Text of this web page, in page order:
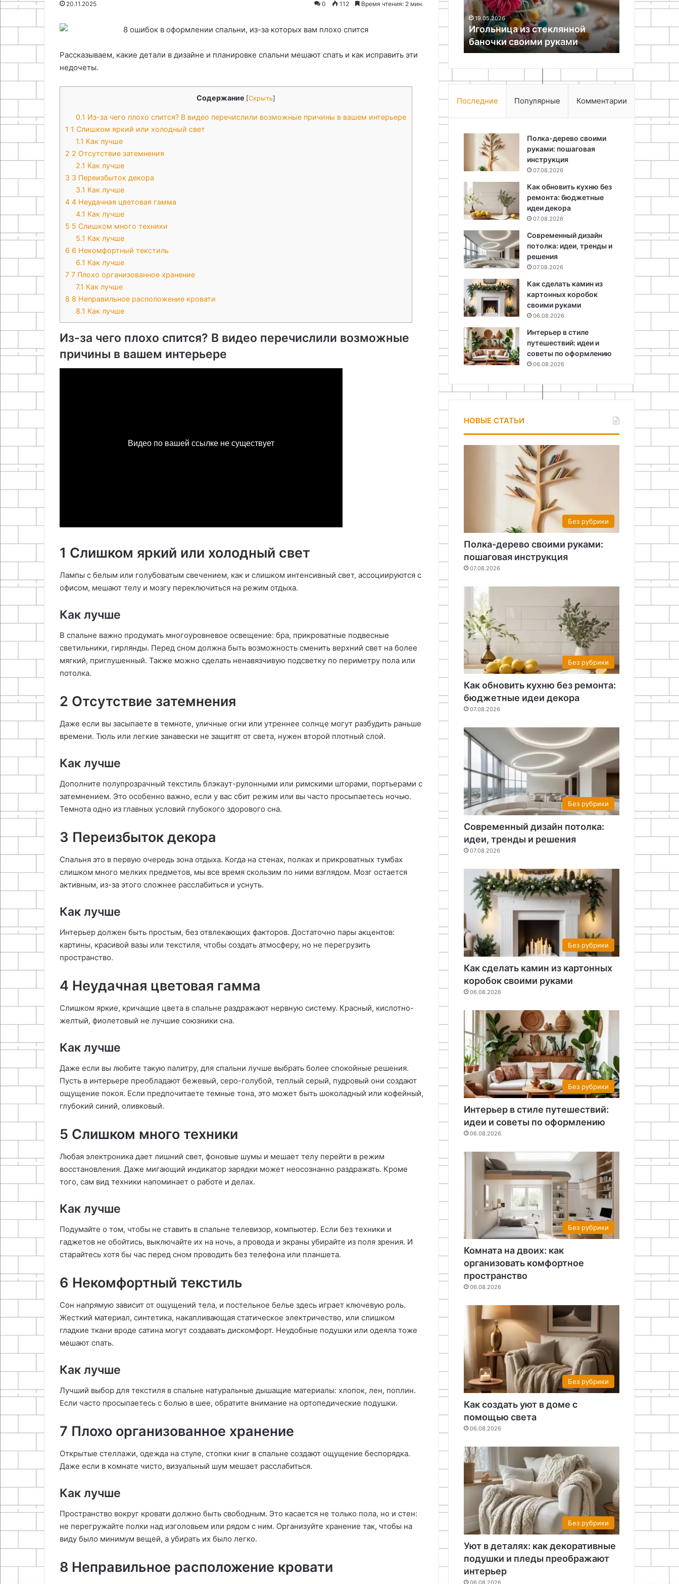
20.11.2025 0 112 Время чтения: 2 мин.
Рассказываем, какие детали в дизайне и планировке спальни мешают спать и как исправить эти
недочеты.
Содержание [Скрыть]
0.1 Из-за чего плохо спится? В видео перечислили возможные причины в вашем интерьере
1 1 Слишком яркий или холодный свет
1.1 Как лучше
2 2 Отсутствие затемнения
2.1 Как лучше
3 3 Переизбыток декора
3.1 Как лучше
4 4 Неудачная цветовая гамма
4.1 Как лучше
5 5 Слишком много техники
5.1 Как лучше
6 6 Некомфортный текстиль
6.1 Как лучше
7 7 Плохо организованное хранение
7.1 Как лучше
8 8 Неправильное расположение кровати
8.1 Как лучше
Из-за чего плохо спится? В видео перечислили возможные
причины в вашем интерьере
1 Слишком яркий или холодный свет
Лампы с белым или голубоватым свечением, как и слишком интенсивный свет, ассоциируются с
офисом, мешают телу и мозгу переключиться на режим отдыха.
Как лучше
В спальне важно продумать многоуровневое освещение: бра, прикроватные подвесные
светильники, гирлянды. Перед сном должна быть возможность сменить верхний свет на более
мягкий, приглушенный. Также можно сделать ненавязчивую подсветку по периметру пола или
потолка.
2 Отсутствие затемнения
Даже если вы засыпаете в темноте, уличные огни или утреннее солнце могут разбудить раньше
времени. Тюль или легкие занавески не защитят от света, нужен второй плотный слой.
Как лучше
Дополните полупрозрачный текстиль блэкаут-рулонными или римскими шторами, портьерами с
затемнением. Это особенно важно, если у вас сбит режим или вы часто просыпаетесь ночью.
Темнота одно из главных условий глубокого здорового сна.
3 Переизбыток декора
Спальня это в первую очередь зона отдыха. Когда на стенах, полках и прикроватных тумбах
слишком много мелких предметов, мы все время скользим по ними взглядом. Мозг остается
активным, из-за этого сложнее расслабиться и уснуть.
Как лучше
Интерьер должен быть простым, без отвлекающих факторов. Достаточно пары акцентов:
картины, красивой вазы или текстиля, чтобы создать атмосферу, но не перегрузить
пространство.
4 Неудачная цветовая гамма
Слишком яркие, кричащие цвета в спальне раздражают нервную систему. Красный, кислотно-
желтый, фиолетовый не лучшие союзники сна.
Как лучше
Даже если вы любите такую палитру, для спальни лучше выбрать более спокойные решения.
Пусть в интерьере преобладают бежевый, серо-голубой, теплый серый, пудровый они создают
ощущение покоя. Если предпочитаете темные тона, это может быть шоколадный или кофейный,
глубокий синий, оливковый.
5 Слишком много техники
Любая электроника дает лишний свет, фоновые шумы и мешает телу перейти в режим
восстановления. Даже мигающий индикатор зарядки может неосознанно раздражать. Кроме
того, сам вид техники напоминает о работе и делах.
Как лучше
Подумайте о том, чтобы не ставить в спальне телевизор, компьютер. Если без техники и
гаджетов не обойтись, выключайте их на ночь, а провода и экраны убирайте из поля зрения. И
старайтесь хотя бы час перед сном проводить без телефона или планшета.
6 Некомфортный текстиль
Сон напрямую зависит от ощущений тела, и постельное белье здесь играет ключевую роль.
Жесткий материал, синтетика, накапливающая статическое электричество, или слишком
гладкие ткани вроде сатина могут создавать дискомфорт. Неудобные подушки или одеяла тоже
мешают спать.
Как лучше
Лучший выбор для текстиля в спальне натуральные дышащие материалы: хлопок, лен, поплин.
Если часто просыпаетесь с болью в шее, обратите внимание на ортопедические подушки.
7 Плохо организованное хранение
Открытые стеллажи, одежда на стуле, стопки книг в спальне создают ощущение беспорядка.
Даже если в комнате чисто, визуальный шум мешает расслабиться.
Как лучше
Пространство вокруг кровати должно быть свободным. Это касается не только пола, но и стен:
не перегружайте полки над изголовьем или рядом с ним. Организуйте хранение так, чтобы на
виду было минимум вещей, а убирать их было легко.
8 Неправильное расположение кровати
Проектирование и сборка
увеличения для пайки своими
руками
Вешалка из медных труб в
Как сплести корзинку из
19.05.2026
Игольница из стеклянной
баночки своими руками
организации
пространства
22.07.2026
Последние Популярные Комментарии
Полка-дерево своими
руками: пошаговая
инструкция
07.08.2026
Как обновить кухню без
ремонта: бюджетные
идеи декора
07.08.2026
Современный дизайн
потолка: идеи, тренды и
решения
07.08.2026
Как сделать камин из
картонных коробок
своими руками
06.08.2026
Интерьер в стиле
путешествий: идеи и
советы по оформлению
06.08.2026
НОВЫЕ СТАТЬИ
Без рубрики
Полка-дерево своими руками:
пошаговая инструкция
07.08.2026
Без рубрики
Как обновить кухню без ремонта:
бюджетные идеи декора
07.08.2026
Без рубрики
Современный дизайн потолка:
идеи, тренды и решения
07.08.2026
Без рубрики
Как сделать камин из картонных
коробок своими руками
06.08.2026
Без рубрики
Интерьер в стиле путешествий:
идеи и советы по оформлению
06.08.2026
Без рубрики
Комната на двоих: как
организовать комфортное
пространство
06.08.2026
Без рубрики
Как создать уют в доме с
помощью света
06.08.2026
Без рубрики
Уют в деталях: как декоративные
подушки и пледы преображают
интерьер
06.08.2026